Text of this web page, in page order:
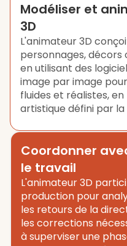
Modéliser et
3D
L'animateur 3D
personnages,
en utilisant des
image par image
fluides et réalistes,
artistique défini par
Coordonner
le travail
L'animateur 3D
production pour
les retours de la
les corrections
à superviser une